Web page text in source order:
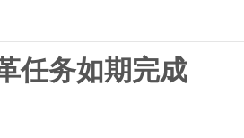
任务如期完成